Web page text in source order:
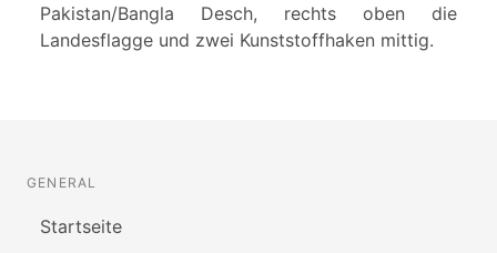
Pakistan/Bangla Desch, rechts oben die
Landesflagge und zwei Kunststoffhaken mittig.
GENERAL
Startseite